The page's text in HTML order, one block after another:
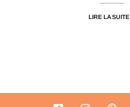
LIRE LA SUITE